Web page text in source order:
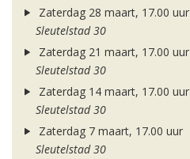
Zaterdag 28 maart, 17.00 uur
Sleutelstad 30
Zaterdag 21 maart, 17.00 uur
Sleutelstad 30
Zaterdag 14 maart, 17.00 uur
Sleutelstad 30
Zaterdag 7 maart, 17.00 uur
Sleutelstad 30